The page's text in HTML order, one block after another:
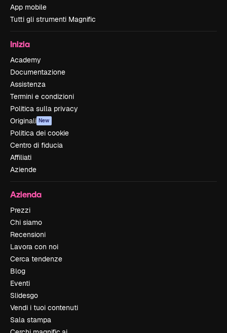
App mobile
Tutti gli strumenti Magnific
Inizia
Academy
Documentazione
Assistenza
Termini e condizioni
Politica sulla privacy
Originali New
Politica dei cookie
Centro di fiducia
Affiliati
Aziende
Azienda
Prezzi
Chi siamo
Recensioni
Lavora con noi
Cerca tendenze
Blog
Eventi
Slidesgo
Vendi i tuoi contenuti
Sala stampa